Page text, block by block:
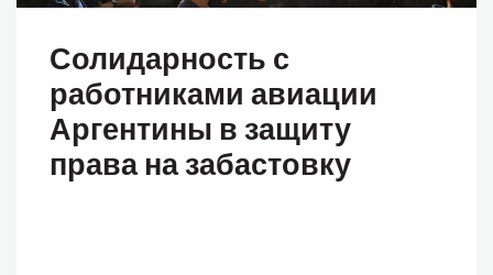
Солидарность с
работниками авиации
Аргентины в защиту
права на забастовку